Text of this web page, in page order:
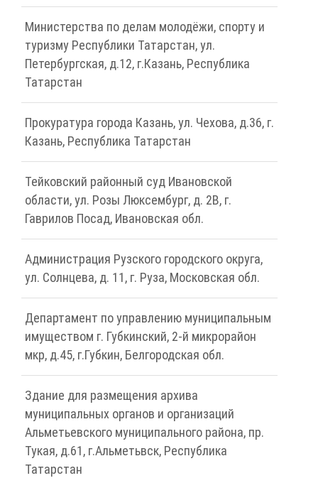
Министерства по делам молодёжи, спорту и
туризму Республики Татарстан, ул.
Петербургская, д.12, г.Казань, Республика
Татарстан
Прокуратура города Казань, ул. Чехова, д.36, г.
Казань, Республика Татарстан
Тейковский районный суд Ивановской
области, ул. Розы Люксембург, д. 2В, г.
Гаврилов Посад, Ивановская обл.
Администрация Рузского городского округа,
ул. Солнцева, д. 11, г. Руза, Московская обл.
Департамент по управлению муниципальным
имуществом г. Губкинский, 2-й микрорайон
мкр, д.45, г.Губкин, Белгородская обл.
Здание для размещения архива
муниципальных органов и организаций
Альметьевского муниципального района, пр.
Тукая, д.61, г.Альметьвск, Республика
Татарстан